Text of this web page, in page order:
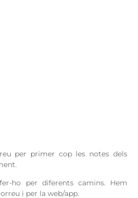
per primer cop les notes dels
ho per diferents camins. Hem
i per la web/app.